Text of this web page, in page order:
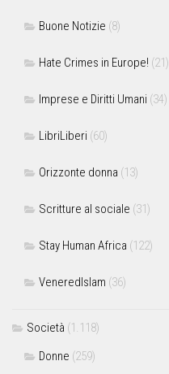
Buone Notizie (8)
Hate Crimes in Europe! (21)
Imprese e Diritti Umani (34)
LibriLiberi (60)
Orizzonte donna (13)
Scritture al sociale (31)
Stay Human Africa (122)
VeneredIslam (36)
Società (1.118)
Donne (259)